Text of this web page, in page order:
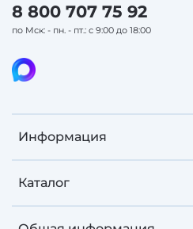
Информация
Каталог
8 800 707 75 92
по Мск: - пн. - пт.: с 9:00 до 18:00